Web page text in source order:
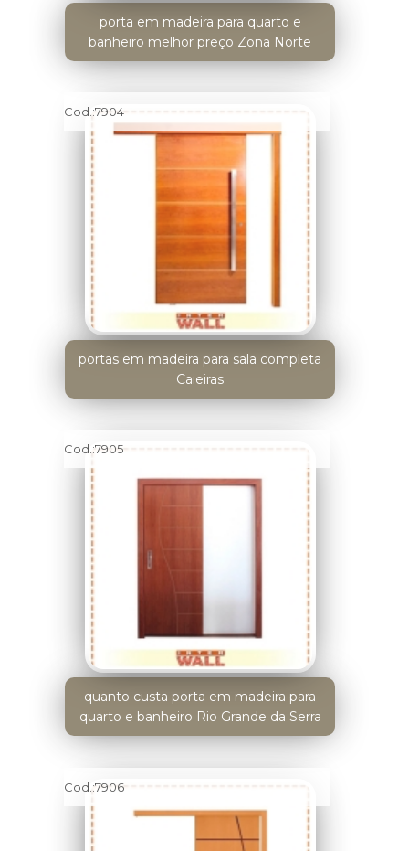
porta em madeira para quarto e
banheiro melhor preço Zona Norte
Cod.:7904
portas em madeira para sala completa
Caieiras
Cod.:7905
quanto custa porta em madeira para
quarto e banheiro Rio Grande da Serra
Cod.:7906